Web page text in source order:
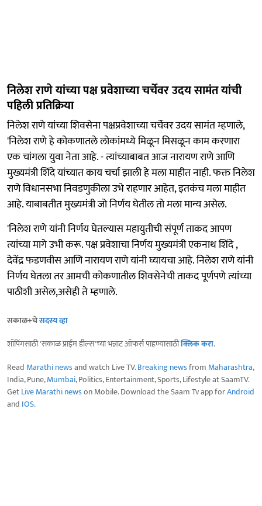
निलेश राणे यांच्या पक्ष प्रवेशाच्या चर्चेवर उदय सामंत यांची
पहिली प्रतिक्रिया
निलेश राणे यांच्या शिवसेना पक्षप्रवेशाच्या चर्चेवर उदय सामंत म्हणाले,
'निलेश राणे हे कोकणातले लोकांमध्ये मिळून मिसळून काम करणारा
एक चांगला युवा नेता आहे. - त्यांच्याबाबत आज नारायण राणे आणि
मुख्यमंत्री शिंदे यांच्यात काय चर्चा झाली हे मला माहीत नाही. फक्त निलेश
राणे विधानसभा निवडणुकीला उभे राहणार आहेत, इतकंच मला माहीत
आहे. याबाबतीत मुख्यमंत्री जो निर्णय घेतील तो मला मान्य असेल.
'निलेश राणे यांनी निर्णय घेतल्यास महायुतीची संपूर्ण ताकद आपण
त्यांच्या मागे उभी करू. पक्ष प्रवेशाचा निर्णय मुख्यमंत्री एकनाथ शिंदे ,
देवेंद्र फडणवीस आणि नारायण राणे यांनी घ्यायचा आहे. निलेश राणे यांनी
निर्णय घेतला तर आमची कोकणातील शिवसेनेची ताकद पूर्णपणे त्यांच्या
पाठीशी असेल,असेही ते म्हणाले.
सकाळ+चेसदस्य व्हा
शॉपिंगसाठी 'सकाळ प्राईम डील्स'च्या भन्नाट ऑफर्स पाहण्यासाठीक्लिक करा.
Read Marathi newsand watch Live TV.Breaking newsfrom Maharashtra,
India, Pune,Mumbai, Politics, Entertainment, Sports, Lifestyle at SaamTV.
GetLive Marathi newson Mobile. Download the Saam Tv app forAndroid
and IOS.